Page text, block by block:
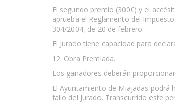
El segundo premio (300€) y el
aprueba el Reglamento del
304/2004, de 20 de febrero.
El Jurado tiene capacidad para
12. Obra Premiada.
Los ganadores deberán
El Ayuntamiento de Miajadas podrá
fallo del Jurado. Transcurrido este